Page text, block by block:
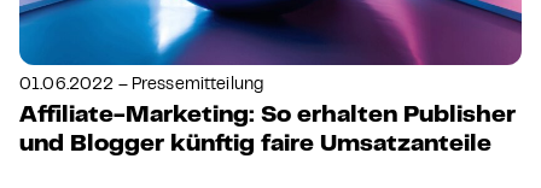
01.06.2022 – Pressemitteilung
Affiliate-Marketing: So erhalten Publisher
und Blogger künftig faire Umsatzanteile